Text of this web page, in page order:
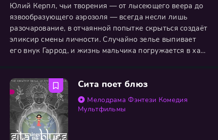
Юлий Керпл, чьи творения — от лысеющего веера до
язвообразующего аэрозоля — всегда несли лишь
разочарование, в отчаянной попытке скрыться создаёт
эликсир смены личности. Случайно зелье выпивает
его внук Гаррод, и жизнь мальчика погружается в хаос
харизматичного смельчака и робкого ботаника.
Гарроду предстоит не только найти противоядие и
обуздать разрушительную силу
Сита поет блюз
Мелодрама Фэнтези Комедия
Мультфильмы